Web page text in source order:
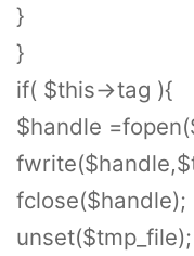
}
}
if( $this->tag ){
$handle
fclose($handle);
unset($tmp_file);